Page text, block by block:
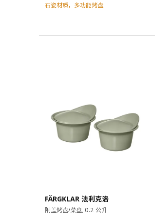
石瓷材质，多功能烤盘
FÄRGKLAR 法利克洛
附盖烤盘/菜盘, 0.2 公升